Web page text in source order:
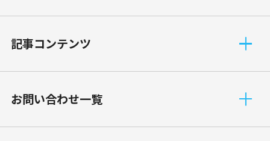
記事コンテンツ
お問い合わせ一覧